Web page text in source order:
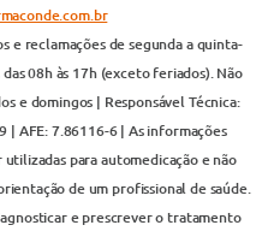
e reclamações de segunda a quinta-
08h às 17h (exceto feriados). Não
e domingos | Responsável Técnica:
| AFE: 7.86116-6 | As informações
para automedicação e não
de um profissional de saúde.
e prescrever o tratamento